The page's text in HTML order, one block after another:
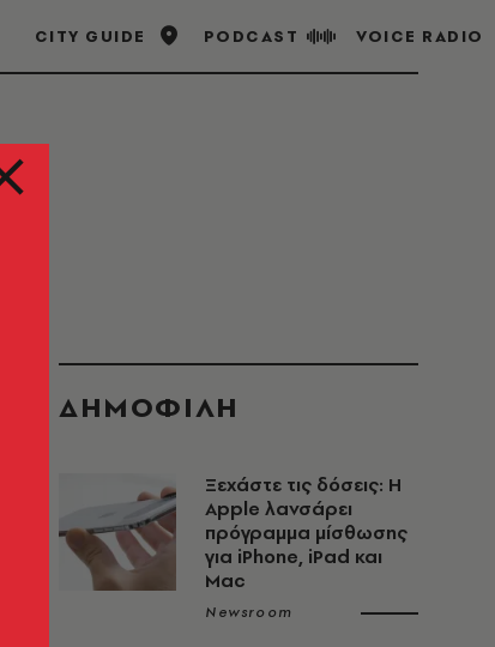
CITY GUIDE PODCAST VOICE RADIO
ΔΗΜΟΦΙΛΗ
Ξεχάστε τις δόσεις: Η
Apple λανσάρει
πρόγραμμα μίσθωσης
για iPhone, iPad και
Mac
Newsroom